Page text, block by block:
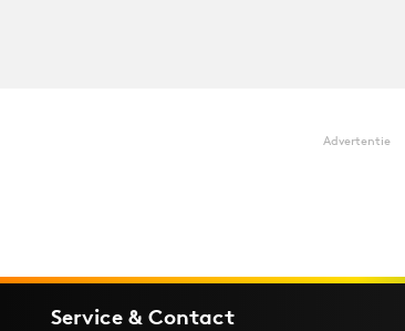
Advertentie
Service & Contact